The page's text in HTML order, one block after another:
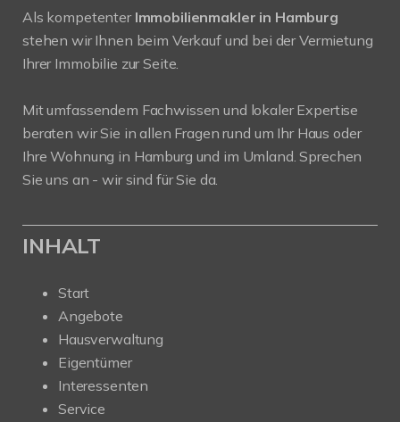
Als kompetenter Immobilienmakler in Hamburg
stehen wir Ihnen beim Verkauf und bei der Vermietung
Ihrer Immobilie zur Seite.
Mit umfassendem Fachwissen und lokaler Expertise
beraten wir Sie in allen Fragen rund um Ihr Haus oder
Ihre Wohnung in Hamburg und im Umland. Sprechen
Sie uns an - wir sind für Sie da.
INHALT
Start
Angebote
Hausverwaltung
Eigentümer
Interessenten
Service